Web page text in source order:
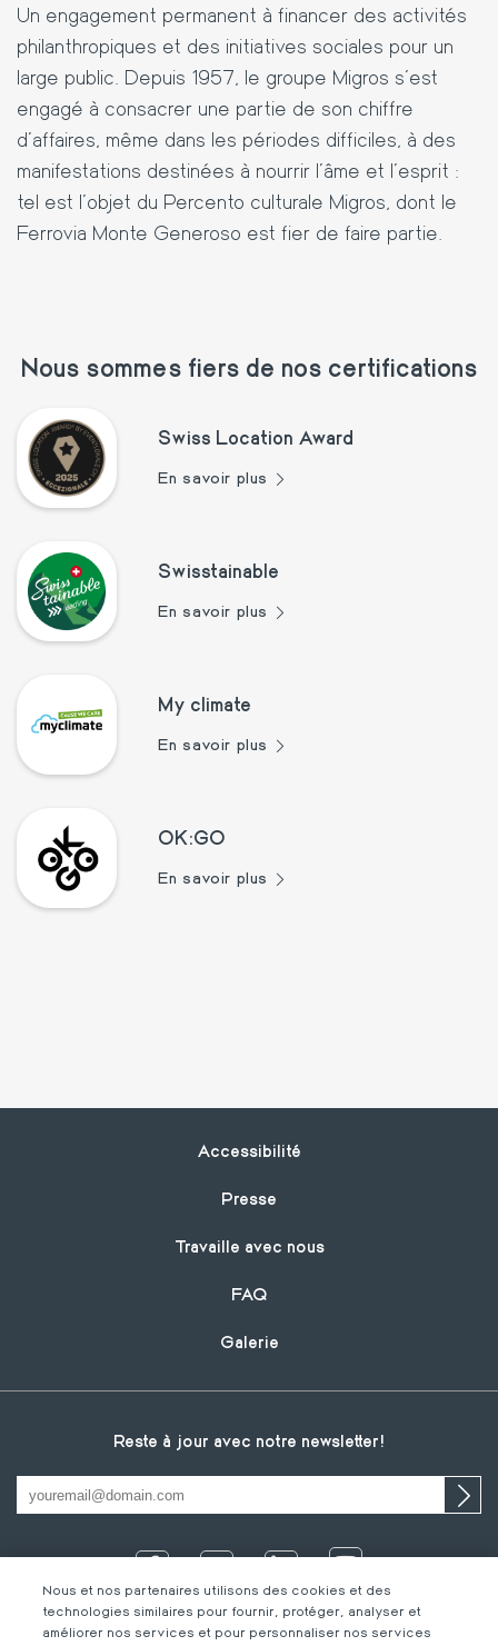
Un engagement permanent à financer des activités
philanthropiques et des initiatives sociales pour un
large public. Depuis 1957, le groupe Migros s'est
engagé à consacrer une partie de son chiffre
d'affaires, même dans les périodes difficiles, à des
manifestations destinées à nourrir l'âme et l'esprit :
tel est l'objet du Percento culturale Migros, dont le
Ferrovia Monte Generoso est fier de faire partie.
Nous sommes fiers de nos certifications
Swiss Location Award
En savoir plus
Swisstainable
En savoir plus
My climate
En savoir plus
OK:GO
En savoir plus
Footer
Accessibilité
Presse
Travaille avec nous
FAQ
Galerie
Reste à jour avec notre newsletter!
Nous et nos partenaires utilisons des cookies et des
technologies similaires pour fournir, protéger, analyser et
améliorer nos services et pour personnaliser nos services